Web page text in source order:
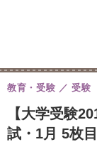
【大学受験
試・1月 5枚
教育・受験 受験